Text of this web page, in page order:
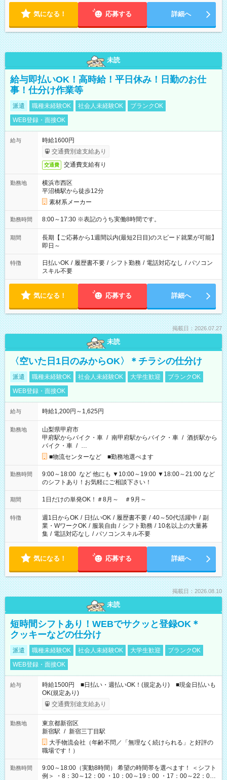
気になる！ 応募する 詳細へ
未読
給与即払いOK！高時給！平日休み！日勤のお仕
事！仕分け作業等
派遣 職種未経験OK 社会人未経験OK
ブランクOK
WEB登録・面接OK
給与
時給1600円
交通費別途支給あり
交通費 交通費支給有り
勤務地
横浜市西区
平沼橋駅から徒歩12分
素材系メーカー
勤務時間 8:00～17:30 ※表記のうち実働8時間です。
期間
長期【ご応募から1週間以内(最短2日目)のスピード就業が可能】
即日～
特徴 日払いOK / 履歴書不要 / シフト勤務 / 電話対応なし / パソコン
スキル不要
気になる！ 応募する 詳細へ
掲載日：2026.07.27
未読
〈空いた日1日のみからOK〉＊チラシの仕分け
派遣 職種未経験OK 社会人未経験OK 大学生歓迎
ブランクOK
WEB登録・面接OK
給与 時給1,200円～1,625円
勤務地
山梨県甲府市
甲府駅からバイク・車 / 南甲府駅からバイク・車 / 酒折駅から
バイク・車 / …
■物流センターなど ■勤務地選べます
勤務時間
9:00～18:00 など 他にも ▼10:00～19:00 ▼18:00～21:00 など
のシフトあり！お気軽にご相談下さい！
期間 1日だけの単発OK！＃8月～ ＃9月～
特徴 週1日からOK / 日払いOK / 履歴書不要 / 40～50代活躍中 / 副
業・WワークOK / 服装自由 / シフト勤務 / 10名以上の大量募
集 / 電話対応なし / パソコンスキル不要
気になる！ 応募する 詳細へ
掲載日：2026.08.10
未読
短時間シフトあり！WEBでサクッと登録OK＊
クッキーなどの仕分け
派遣 職種未経験OK 社会人未経験OK 大学生歓迎
ブランクOK
WEB登録・面接OK
給与
時給1500円 ■日払い・週払いOK！(規定あり) ■現金日払いも
OK(規定あり)
交通費別途支給あり
勤務地
東京都新宿区
新宿駅 / 新宿三丁目駅
大手物流会社（年齢不問／「無理なく続けられる」と好評の
職場です！）
勤務時間
9:00～18:00（実動8時間） 希望の時間帯を選べます！ ＜シフト
例＞ ・8：30～12：00 ・10：00～19：00 ・17：00～22：00